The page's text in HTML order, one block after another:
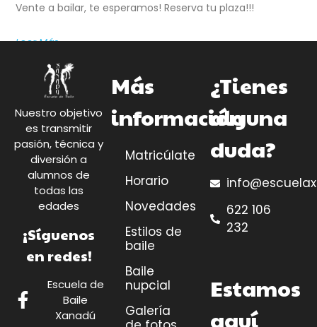
Vente a bailar, te esperamos! Reserva tu plaza!!!
Leer Más
Nuestro objetivo
es transmitir
pasión, técnica y
diversión a
alumnos de
todas las
edades
¡Síguenos
en redes!
Escuela de
Baile
Xanadú
Más
información
Matricúlate
Horario
Novedades
Estilos de
baile
Baile
nupcial
Galería
¿Tienes
alguna
duda?
622 106
232
Estamos
aquí